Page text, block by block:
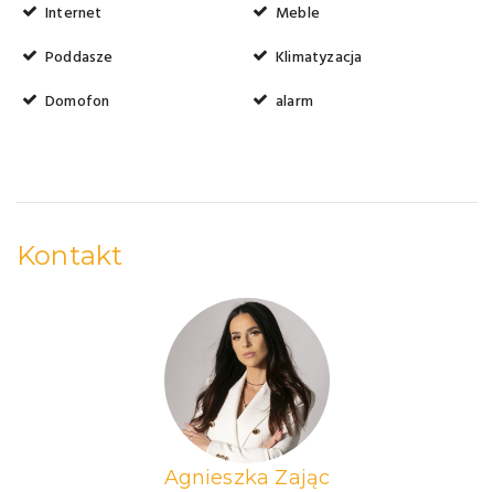
Internet
Meble
Poddasze
Klimatyzacja
Domofon
alarm
Kontakt
Agnieszka Zając